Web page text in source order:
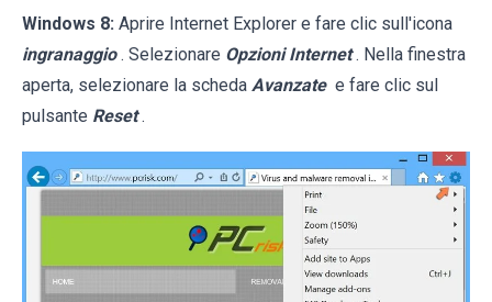
Windows 8: Aprire Internet Explorer e fare clic sull'icona
ingranaggio . Selezionare Opzioni Internet . Nella finestra
aperta, selezionare la scheda Avanzate e fare clic sul
pulsante Reset .